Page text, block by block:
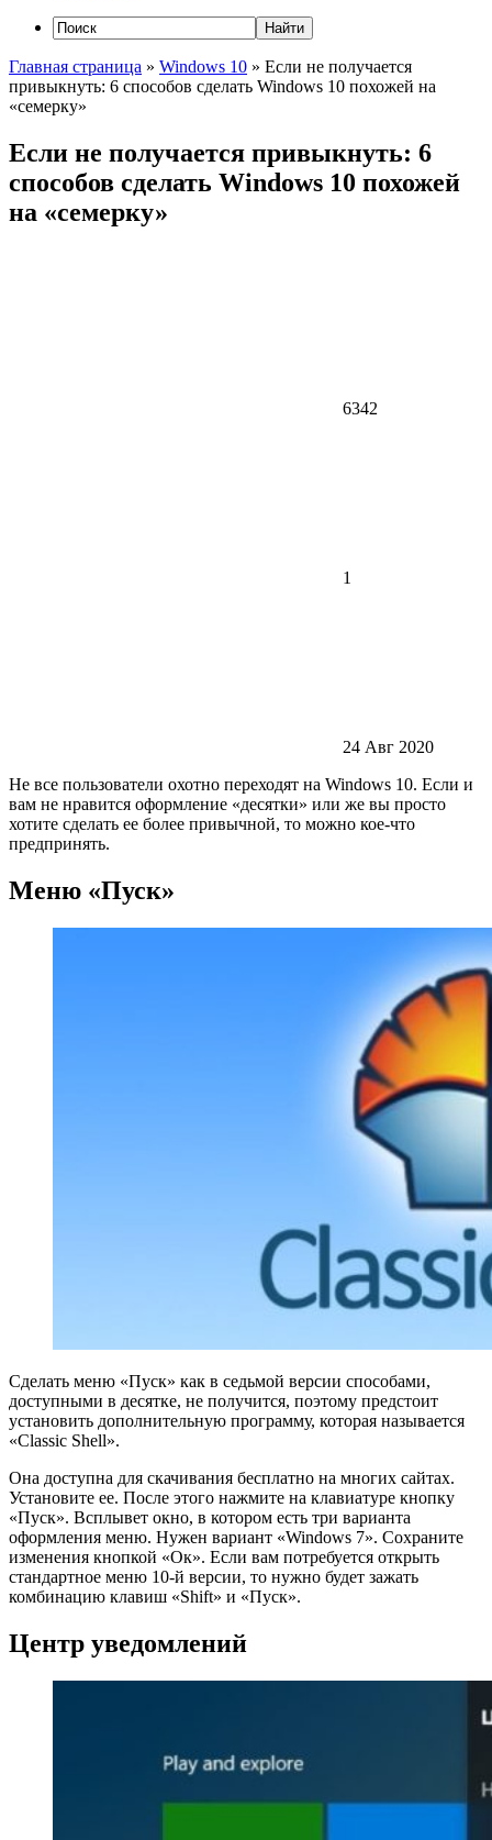
Главная страница » Windows 10 » Если не получается
привыкнуть: 6 способов сделать Windows 10 похожей на
«семерку»
Если не получается привыкнуть: 6
способов сделать Windows 10 похожей
на «семерку»
6342
1
24 Авг 2020
Не все пользователи охотно переходят на Windows 10. Если и
вам не нравится оформление «десятки» или же вы просто
хотите сделать ее более привычной, то можно кое-что
предпринять.
Меню «Пуск»
Сделать меню «Пуск» как в седьмой версии способами,
доступными в десятке, не получится, поэтому предстоит
установить дополнительную программу, которая называется
«Classic Shell».
Она доступна для скачивания бесплатно на многих сайтах.
Установите ее. После этого нажмите на клавиатуре кнопку
«Пуск». Всплывет окно, в котором есть три варианта
оформления меню. Нужен вариант «Windows 7». Сохраните
изменения кнопкой «Ок». Если вам потребуется открыть
стандартное меню 10-й версии, то нужно будет зажать
комбинацию клавиш «Shift» и «Пуск».
Центр уведомлений